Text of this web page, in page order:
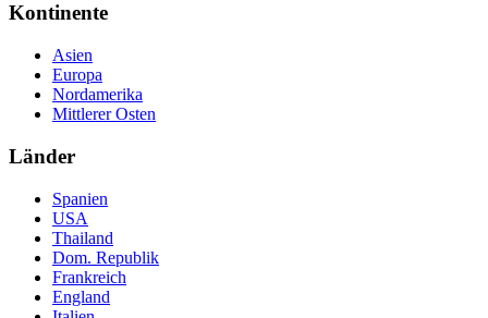
Kontinente
Asien
Europa
Nordamerika
Mittlerer Osten
Länder
Spanien
USA
Thailand
Dom. Republik
Frankreich
England